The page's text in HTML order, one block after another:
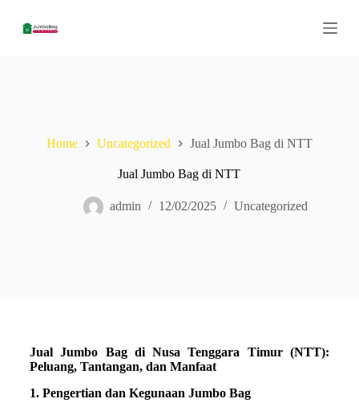
Home Uncategorized Jual Jumbo Bag di NTT
Jual Jumbo Bag di NTT
admin 12/02/2025 Uncategorized
Jual Jumbo Bag di Nusa Tenggara Timur (NTT):
Peluang, Tantangan, dan Manfaat
1. Pengertian dan Kegunaan Jumbo Bag